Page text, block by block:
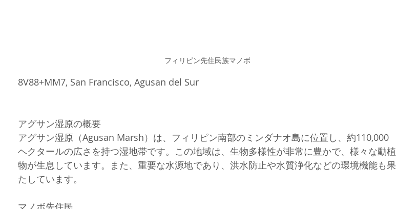
フィリピン先住民族マノボ
8V88+MM7, San Francisco, Agusan del Sur
アグサン湿原の概要
アグサン湿原（Agusan Marsh）は、フィリピン南部のミンダナオ島に位置し、約110,000
ヘクタールの広さを持つ湿地帯です。この地域は、生物多様性が非常に豊かで、様々な動植
物が生息しています。また、重要な水源地であり、洪水防止や水質浄化などの環境機能も果
たしています。